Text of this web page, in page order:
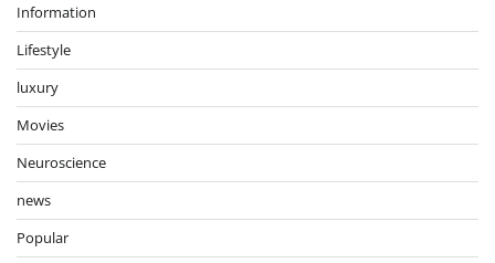
Information
Lifestyle
luxury
Movies
Neuroscience
news
Popular